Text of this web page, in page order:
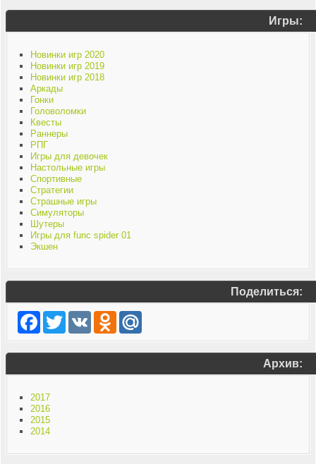
Игры:
Новинки игр 2020
Новинки игр 2019
Новинки игр 2018
Аркады
Гонки
Головоломки
Квесты
Раннеры
РПГ
Игры для девочек
Настольные игры
Спортивные
Стратегии
Страшные игры
Симуляторы
Шутеры
Игры для func spider 01
Экшен
Поделиться:
Facebook
TwitterVK Odnoklassniki
Mail.Ru
Архив:
2017
2016
2015
2014